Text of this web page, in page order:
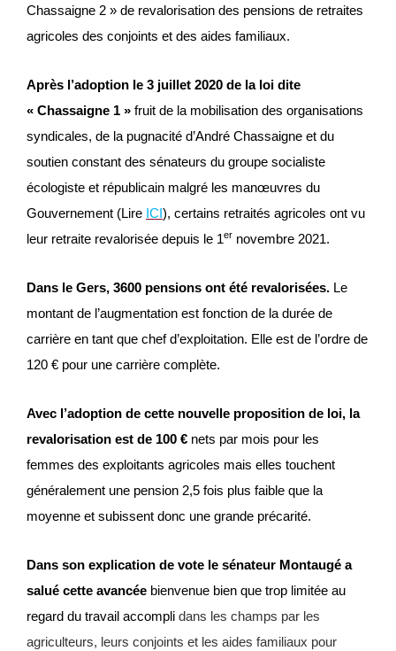
Chassaigne 2 » de revalorisation des pensions de retraites
agricoles des conjoints et des aides familiaux.
Après l’adoption le 3 juillet 2020 de la loi dite
« Chassaigne 1 » fruit de la mobilisation des organisations
syndicales, de la pugnacité d’André Chassaigne et du
soutien constant des sénateurs du groupe socialiste
écologiste et républicain malgré les manœuvres du
Gouvernement (Lire ICI ), certains retraités agricoles ont vu
leur retraite revalorisée depuis le 1er novembre 2021.
Dans le Gers, 3600 pensions ont été revalorisées. Le
montant de l’augmentation est fonction de la durée de
carrière en tant que chef d’exploitation. Elle est de l’ordre de
120 € pour une carrière complète.
Avec l’adoption de cette nouvelle proposition de loi, la
revalorisation est de 100 € nets par mois pour les
femmes des exploitants agricoles mais elles touchent
généralement une pension 2,5 fois plus faible que la
moyenne et subissent donc une grande précarité.
Dans son explication de vote le sénateur Montaugé a
salué cette avancée bienvenue bien que trop limitée au
regard du travail accompli dans les champs par les
agriculteurs, leurs conjoints et les aides familiaux pour